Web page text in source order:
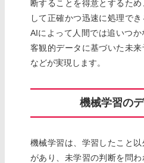
断することを得意とするた
して正確かつ迅速に処理でき
AIによって人間では追いつか
客観的データに基づいた未
などが実現します。
機械学習の
機械学習は、学習したこと
があり、未学習の判断を問